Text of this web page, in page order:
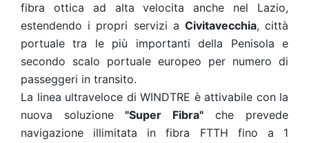
fibra ottica ad alta velocita anche nel Lazio,
estendendo i propri servizi a Civitavecchia, città
portuale tra le più importanti della Penisola e
secondo scalo portuale europeo per numero di
passeggeri in transito.
La linea ultraveloce di WINDTRE è attivabile con la
nuova soluzione "Super Fibra" che prevede
navigazione illimitata in fibra FTTH fino a 1